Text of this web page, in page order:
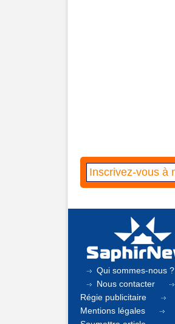
Qui sommes-nous ?
Nous contacter
Régie publicitaire
Mentions légales